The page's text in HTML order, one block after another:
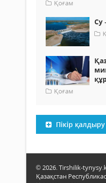
Қоғам
Су
Қоғам
Пікір қалдыру
© 2026. Tirshilik-
Қазақстан